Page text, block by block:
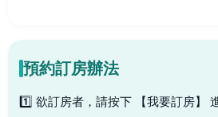
預約訂房辦法
1️⃣ 欲訂房者，請按下 【我要訂房】